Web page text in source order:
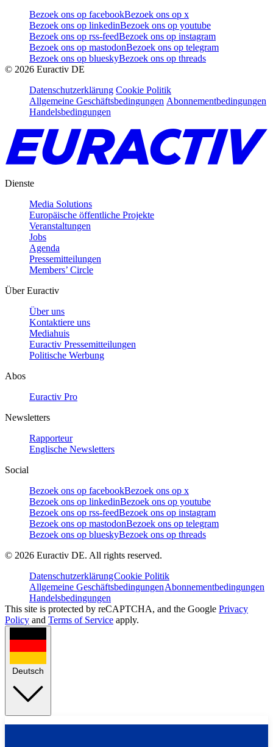
Bezoek ons op facebookBezoek ons op x
Bezoek ons op linkedinBezoek ons op youtube
Bezoek ons op rss-feedBezoek ons op instagram
Bezoek ons op mastodonBezoek ons op telegram
Bezoek ons op blueskyBezoek ons op threads
© 2026 Euractiv DE
Datenschutzerklärung Cookie Politik
Allgemeine Geschäftsbedingungen Abonnementbedingungen
Handelsbedingungen
Dienste
Media Solutions
Europäische öffentliche Projekte
Veranstaltungen
Jobs
Agenda
Pressemitteilungen
Members’ Circle
Über Euractiv
Über uns
Kontaktiere uns
Mediahuis
Euractiv Pressemitteilungen
Politische Werbung
Abos
Euractiv Pro
Newsletters
Rapporteur
Englische Newsletters
Social
Bezoek ons op facebookBezoek ons op x
Bezoek ons op linkedinBezoek ons op youtube
Bezoek ons op rss-feedBezoek ons op instagram
Bezoek ons op mastodonBezoek ons op telegram
Bezoek ons op blueskyBezoek ons op threads
© 2026 Euractiv DE. All rights reserved.
DatenschutzerklärungCookie Politik
Allgemeine GeschäftsbedingungenAbonnementbedingungen
Handelsbedingungen
This site is protected by reCAPTCHA, and the Google Privacy
Policy and Terms of Service apply.
Deutsch